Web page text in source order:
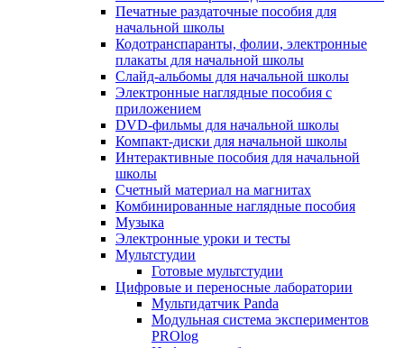
Печатные раздаточные пособия для
начальной школы
Кодотранспаранты, фолии, электронные
плакаты для начальной школы
Слайд-альбомы для начальной школы
Электронные наглядные пособия с
приложением
DVD-фильмы для начальной школы
Компакт-диски для начальной школы
Интерактивные пособия для начальной
школы
Счетный материал на магнитах
Комбинированные наглядные пособия
Музыка
Электронные уроки и тесты
Мультстудии
Готовые мультстудии
Цифровые и переносные лаборатории
Мультидатчик Panda
Модульная система экспериментов
PROlog